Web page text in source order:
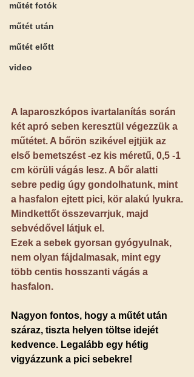
műtét fotók
műtét után
műtét előtt
video
A laparoszkópos ivartalanítás során
két apró seben keresztül végezzük a
műtétet. A bőrön szikével ejtjük az
első bemetszést -ez kis méretű, 0,5 -1
cm körüli vágás lesz. A bőr alatti
sebre pedig úgy gondolhatunk, mint
a hasfalon ejtett pici, kör alakú lyukra.
Mindkettőt összevarrjuk, majd
sebvédővel látjuk el.
Ezek a sebek gyorsan gyógyulnak,
nem olyan fájdalmasak, mint egy
több centis hosszanti vágás a
hasfalon.
Nagyon fontos, hogy a műtét után
száraz, tiszta helyen töltse idejét
kedvence. Legalább egy hétig
vigyázzunk a pici sebekre!